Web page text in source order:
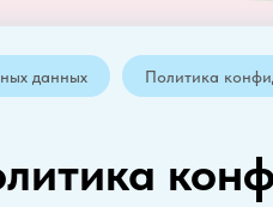
данных Политика